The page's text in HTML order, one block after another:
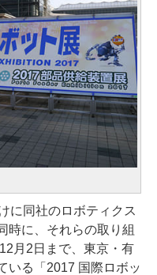
に同社のロボティクス
時に、それらの取り組
月2日まで、東京・有
いる「2017 国際ロボッ